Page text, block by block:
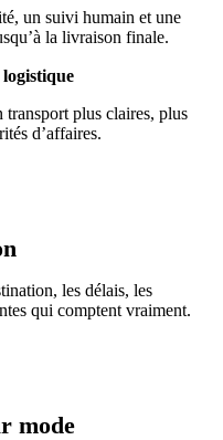
un suivi humain et une
la livraison finale.
transport plus claires, plus
d’affaires.
les délais, les
qui comptent vraiment.
mode